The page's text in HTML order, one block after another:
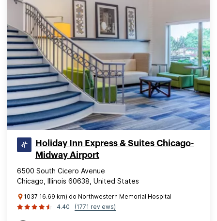
Holiday Inn Express & Suites Chicago-
Midway Airport
6500 South Cicero Avenue
Chicago, Illinois 60638, United States
1037 16.69 km) do Northwestern Memorial Hospital
4.40
(1771 reviews)